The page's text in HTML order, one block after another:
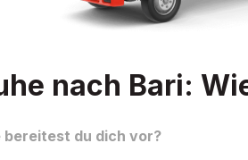
nach Bari:
bereitest du dich vor?